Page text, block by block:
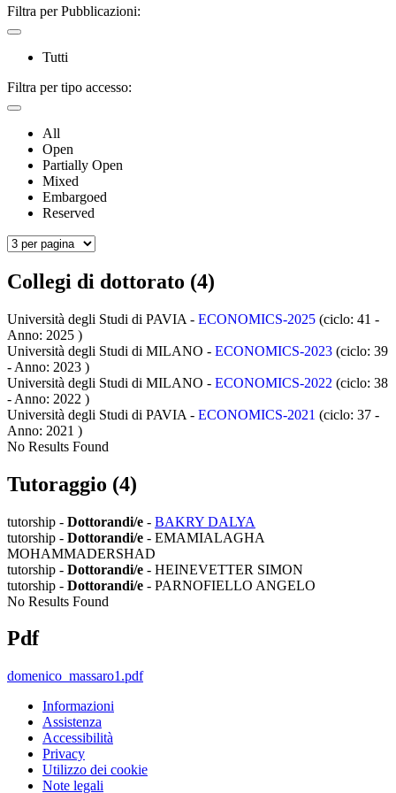
Filtra per Pubblicazioni:
Tutti
Filtra per tipo accesso:
All
Open
Partially Open
Mixed
Embargoed
Reserved
Collegi di dottorato (4)
Università degli Studi di PAVIA - ECONOMICS-2025 (ciclo: 41 -
Anno: 2025 )
Università degli Studi di MILANO - ECONOMICS-2023 (ciclo: 39
- Anno: 2023 )
Università degli Studi di MILANO - ECONOMICS-2022 (ciclo: 38
- Anno: 2022 )
Università degli Studi di PAVIA - ECONOMICS-2021 (ciclo: 37 -
Anno: 2021 )
No Results Found
Tutoraggio (4)
tutorship - Dottorandi/e - BAKRY DALYA
tutorship - Dottorandi/e - EMAMIALAGHA
MOHAMMADERSHAD
tutorship - Dottorandi/e - HEINEVETTER SIMON
tutorship - Dottorandi/e - PARNOFIELLO ANGELO
No Results Found
Pdf
domenico_massaro1.pdf
Informazioni
Assistenza
Accessibilità
Privacy
Utilizzo dei cookie
Note legali